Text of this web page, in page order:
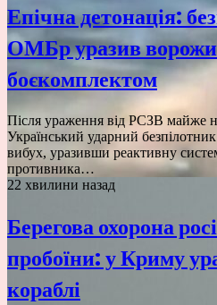
Епічна детонація:
ОМБр уразив
боєкомплектом
Після ураження від РСЗВ майже
Український ударний
вибух, уразивши реактивну
противника…
22 хвилини назад
Берегова охорона
пробоїни: у Криму
кораблі